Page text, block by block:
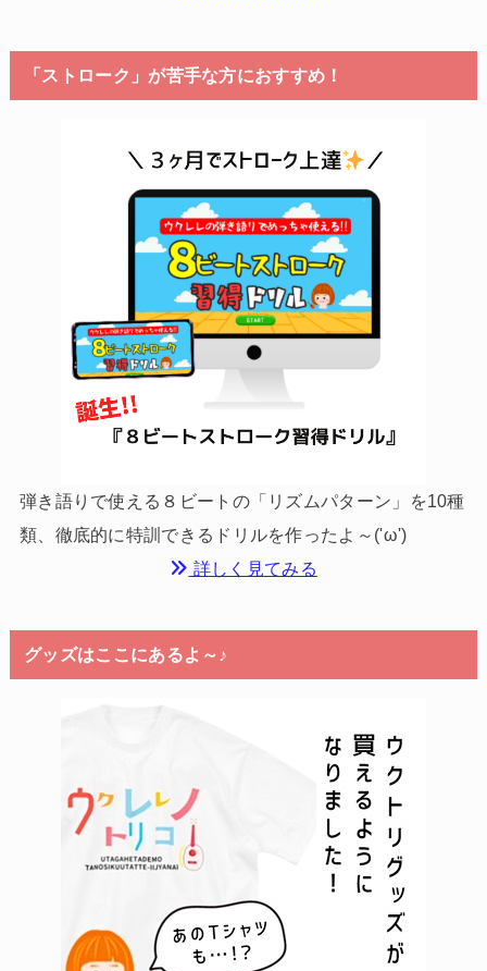
「ストローク」が苦手な方におすすめ！
弾き語りで使える８ビートの「リズムパターン」を10種
類、徹底的に特訓できるドリルを作ったよ～('ω')
詳しく見てみる
グッズはここにあるよ～♪